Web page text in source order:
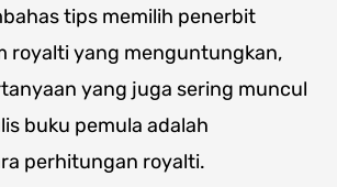
tips memilih penerbit
royalti yang menguntungkan,
yang juga sering muncul
buku pemula adalah
perhitungan royalti.